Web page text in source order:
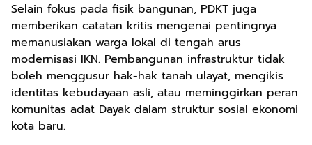
Selain fokus pada fisik bangunan, PDKT juga
memberikan catatan kritis mengenai pentingnya
memanusiakan warga lokal di tengah arus
modernisasi IKN. Pembangunan infrastruktur tidak
boleh menggusur hak-hak tanah ulayat, mengikis
identitas kebudayaan asli, atau meminggirkan peran
komunitas adat Dayak dalam struktur sosial ekonomi
kota baru.